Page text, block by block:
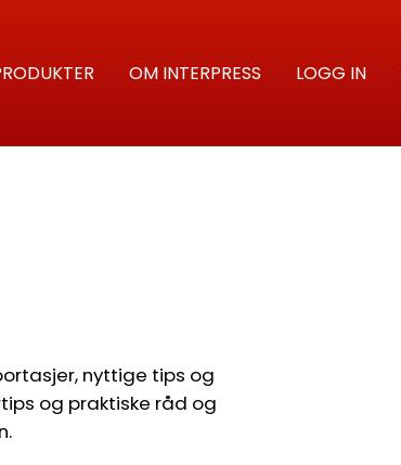
OM INTERPRESS LOGG IN
nyttige tips og
og praktiske råd og